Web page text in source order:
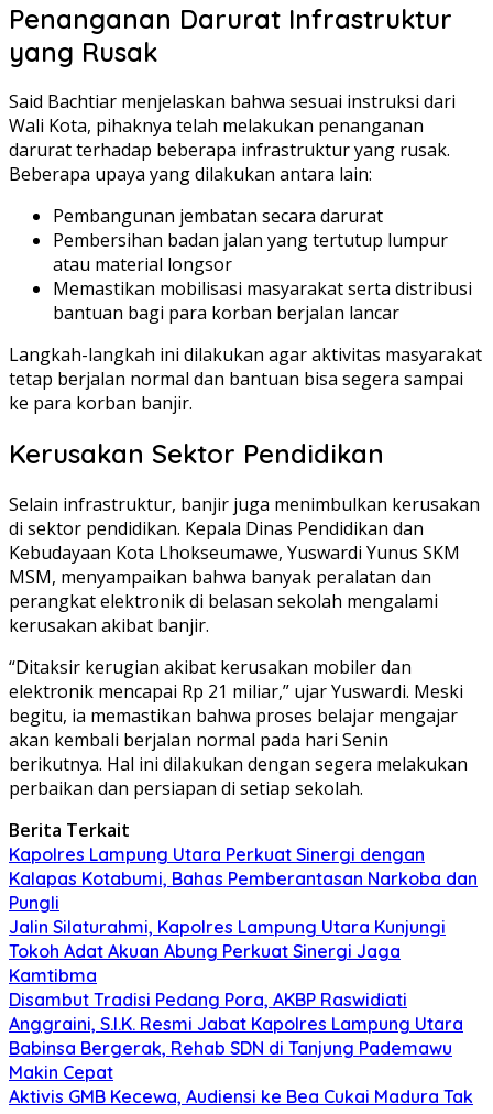
Penanganan Darurat Infrastruktur
yang Rusak
Said Bachtiar menjelaskan bahwa sesuai instruksi dari
Wali Kota, pihaknya telah melakukan penanganan
darurat terhadap beberapa infrastruktur yang rusak.
Beberapa upaya yang dilakukan antara lain:
Pembangunan jembatan secara darurat
Pembersihan badan jalan yang tertutup lumpur
atau material longsor
Memastikan mobilisasi masyarakat serta distribusi
bantuan bagi para korban berjalan lancar
Langkah-langkah ini dilakukan agar aktivitas masyarakat
tetap berjalan normal dan bantuan bisa segera sampai
ke para korban banjir.
Kerusakan Sektor Pendidikan
Selain infrastruktur, banjir juga menimbulkan kerusakan
di sektor pendidikan. Kepala Dinas Pendidikan dan
Kebudayaan Kota Lhokseumawe, Yuswardi Yunus SKM
MSM, menyampaikan bahwa banyak peralatan dan
perangkat elektronik di belasan sekolah mengalami
kerusakan akibat banjir.
“Ditaksir kerugian akibat kerusakan mobiler dan
elektronik mencapai Rp 21 miliar,” ujar Yuswardi. Meski
begitu, ia memastikan bahwa proses belajar mengajar
akan kembali berjalan normal pada hari Senin
berikutnya. Hal ini dilakukan dengan segera melakukan
perbaikan dan persiapan di setiap sekolah.
Berita Terkait
Kapolres Lampung Utara Perkuat Sinergi dengan
Kalapas Kotabumi, Bahas Pemberantasan Narkoba dan
Pungli
Jalin Silaturahmi, Kapolres Lampung Utara Kunjungi
Tokoh Adat Akuan Abung Perkuat Sinergi Jaga
Kamtibma
Disambut Tradisi Pedang Pora, AKBP Raswidiati
Anggraini, S.I.K. Resmi Jabat Kapolres Lampung Utara
Babinsa Bergerak, Rehab SDN di Tanjung Pademawu
Makin Cepat
Aktivis GMB Kecewa, Audiensi ke Bea Cukai Madura Tak